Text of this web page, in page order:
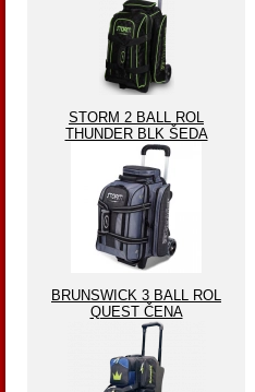
STORM 2 BALL ROL
THUNDER BLK ŠEDA
BRUNSWICK 3 BALL ROL
QUEST ČENA